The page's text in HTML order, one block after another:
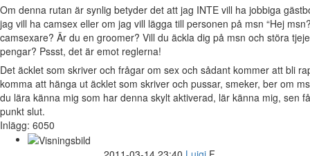
Om denna rutan är synlig betyder det att jag INTE vill ha jobbiga
jag vill ha camsex eller om jag vill lägga till personen på msn “Hej
camsexare? Är du en groomer? Vill du äckla dig på msn och störa
pengar? Pssst, det är emot reglerna!
Det äcklet som skriver och frågar om sex och sådant kommer att bli
komma att hänga ut äcklet som skriver och pussar, smeker, ber om
du lära känna mig som har denna skylt aktiverad, lär känna mig,
punkt slut.
Inlägg: 6050